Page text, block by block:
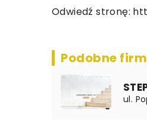
Odwiedź stronę:
Podobne
ul.